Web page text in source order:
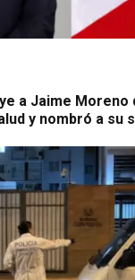
a Jaime Moreno
y nombró a su